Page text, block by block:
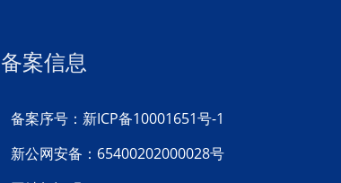
备案信息
备案序号：新ICP备10001651号-1
新公网安备：65400202000028号